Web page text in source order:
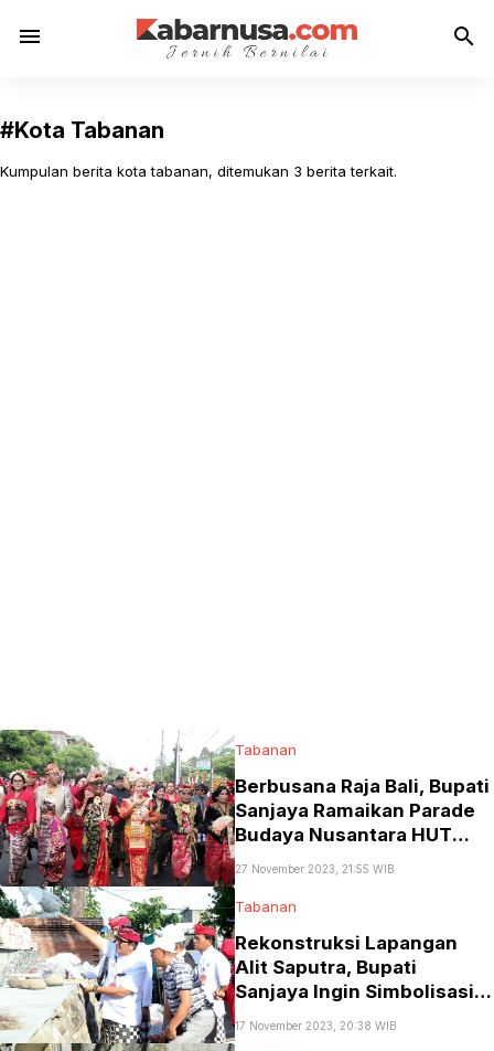
menu search
#Kota Tabanan
Kumpulan berita kota tabanan, ditemukan 3 berita terkait.
Tabanan
Berbusana Raja Bali, Bupati
Sanjaya Ramaikan Parade
Budaya Nusantara HUT
27 November 2023, 21:55 WIB
Tabanan
Rekonstruksi Lapangan
Alit Saputra, Bupati
Sanjaya Ingin Simbolisasi
17 November 2023, 20:38 WIB